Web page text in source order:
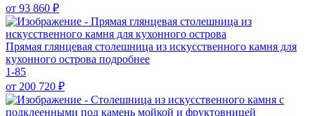
от 93 860 ₽
Прямая глянцевая столешница из искусственного камня для
кухонного острова подробнее
1-85
от 200 720 ₽